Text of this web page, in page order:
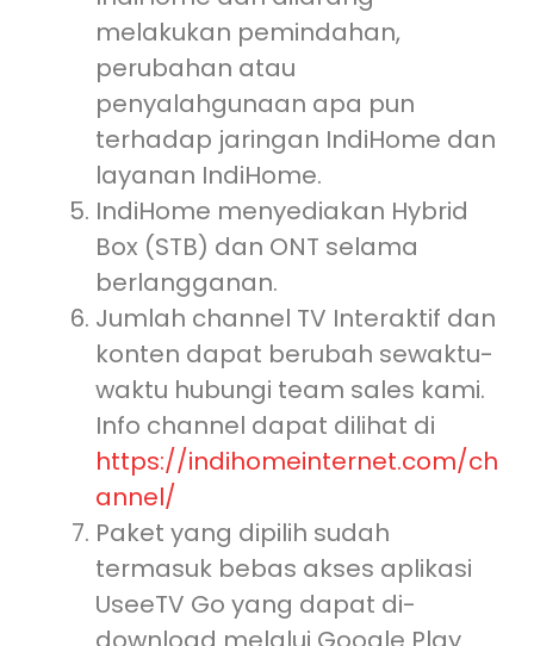
melakukan pemindahan,
perubahan atau
penyalahgunaan apa pun
terhadap jaringan IndiHome dan
layanan IndiHome.
IndiHome menyediakan Hybrid
Box (STB) dan ONT selama
berlangganan.
Jumlah channel TV Interaktif dan
konten dapat berubah sewaktu-
waktu hubungi team sales kami.
Info channel dapat dilihat di
https://indihomeinternet.com/ch
annel/
Paket yang dipilih sudah
termasuk bebas akses aplikasi
UseeTV Go yang dapat di-